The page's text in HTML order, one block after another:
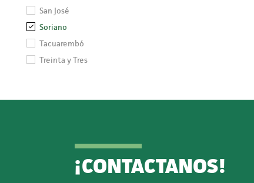
San José
Soriano
Tacuarembó
Treinta y Tres
¡CONTACTANOS!